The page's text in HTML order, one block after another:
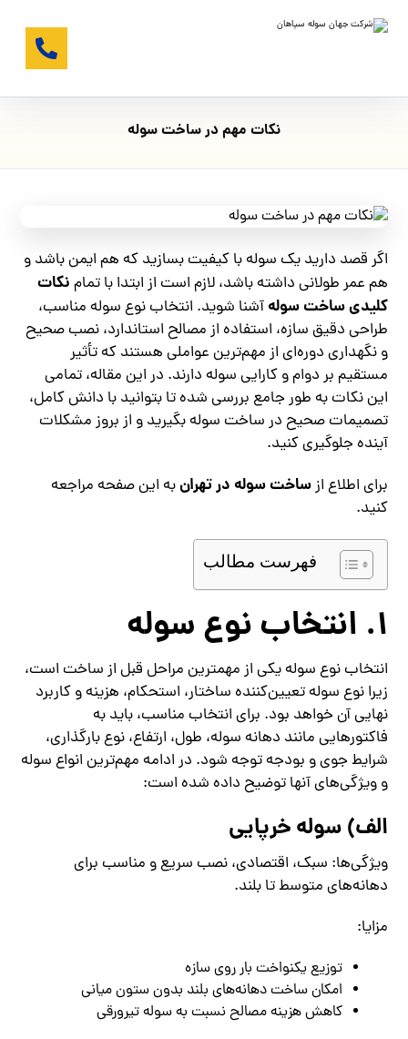
نکات مهم در ساخت سوله
اگر قصد دارید یک سوله با کیفیت بسازید که هم ایمن باشد و
هم عمر طولانی داشته باشد، لازم است از ابتدا با تمامنکات
کلیدی ساخت سولهآشنا شوید. انتخاب نوع سوله مناسب،
طراحی دقیق سازه، استفاده از مصالح استاندارد، نصب صحیح
و نگهداری دوره‌ای از مهم‌ترین عواملی هستند که تأثیر
مستقیم بر دوام و کارایی سوله دارند. در این مقاله، تمامی
این نکات به طور جامع بررسی شده تا بتوانید با دانش کامل،
تصمیمات صحیح در ساخت سوله بگیرید و از بروز مشکلات
آینده جلوگیری کنید.
برای اطلاع ازساخت سوله در تهرانبه این صفحه مراجعه
کنید.
فهرست مطالب
1. انتخاب نوع سوله
انتخاب نوع سوله یکی از مهمترین مراحل قبل از ساخت است،
زیرا نوع سوله تعیین‌کننده ساختار، استحکام، هزینه و کاربرد
نهایی آن خواهد بود. برای انتخاب مناسب، باید به
فاکتورهایی مانند دهانه سوله، طول، ارتفاع، نوع بارگذاری،
شرایط جوی و بودجه توجه شود. در ادامه مهم‌ترین انواع سوله
و ویژگی‌های آنها توضیح داده شده است:
الف) سوله خرپایی
ویژگی‌ها: سبک، اقتصادی، نصب سریع و مناسب برای
دهانه‌های متوسط تا بلند.
مزایا:
توزیع یکنواخت بار روی سازه
امکان ساخت دهانه‌های بلند بدون ستون میانی
کاهش هزینه مصالح نسبت به سوله تیرورقی